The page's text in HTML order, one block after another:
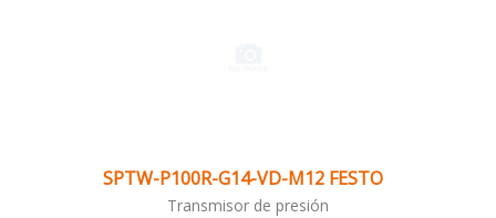
SPTW-P100R-G14-VD-M12 FESTO
Transmisor de presión